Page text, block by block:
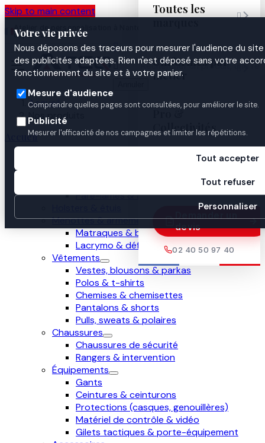
Skip to main content
Votre vie privée
Nous déposons des traceurs pour mesurer l'audience du
des publicités adaptées. Rien n'est déposé sans votre
fonctionnement du site et à votre panier.
Mesure d'audience
Comprendre quelles pages sont consultées, pour améliorer le site.
Publicité
Mesurer l'efficacité de nos campagnes et limiter les répétitions.
Tout accepter
Tout refuser
Personnaliser
Atelier de personnalisation à Nantes
depuis 2003


Toutes les
marques

Uniformes par
métier
Pro &
Collectivités
Demander un
devis
02 40 50 97 40
Accueil
Nos produits
Accueil
Pare-lames & anti-couteau
Menottes & armement
Matraques & bâtons
Lacrymo & défense
Vêtements
Vestes, blousons & parkas
Polos & t-shirts
Chemises & chemisettes
Pantalons & shorts
Pulls, sweats & polaires
Chaussures
Chaussures de sécurité
Rangers & intervention
Équipements
Gants
Ceintures & ceinturons
Protections (casques, genouillères)
Matériel de contrôle & vidéo
Gilets tactiques & porte-équipement